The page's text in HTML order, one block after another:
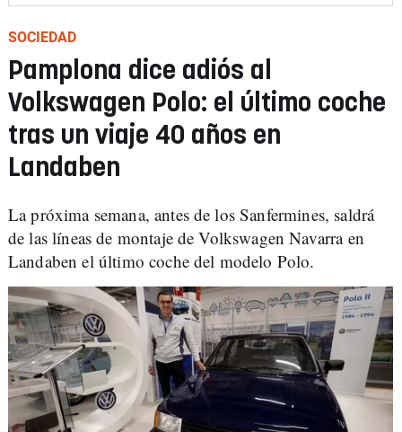
SOCIEDAD
Pamplona dice adiós al
Volkswagen Polo: el último coche
tras un viaje 40 años en
Landaben
La próxima semana, antes de los Sanfermines, saldrá
de las líneas de montaje de Volkswagen Navarra en
Landaben el último coche del modelo Polo.